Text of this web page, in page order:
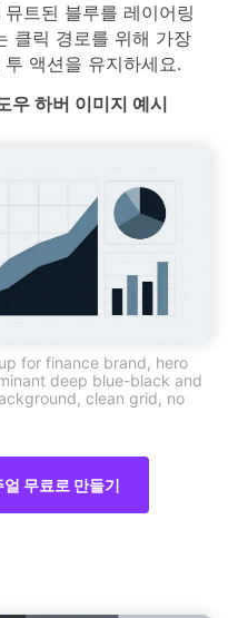
트된 블루를 레이어링
클릭 경로를 위해 가장
액션을 유지하세요.
우 하버 이미지 예시
for finance brand, hero
deep blue-black and
clean grid, no
무료로 만들기